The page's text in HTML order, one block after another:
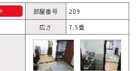
部屋番号
209
広さ 7.5畳